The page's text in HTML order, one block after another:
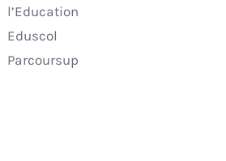
l’Education
Eduscol
Parcoursup